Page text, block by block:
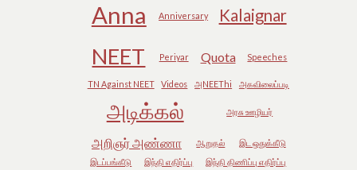
Anna Anniversary Kalaignar
NEET Periyar Quota Speeches
TN Against NEET Videos அNEEThi அகவிலைப்படி
அடிக்கல் அரசு ஊழியர்
அறிஞர் அண்ணா ஆறுதல்
இட ஒதுக்கீடு
இடப்பங்கீடு
இந்தி எதிர்ப்பு இந்தி திணிப்பு எதிர்ப்பு